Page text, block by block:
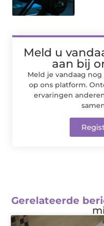
Meld u
aan bij
Meld je vandaag
op ons platform.
ervaringen
Gerelateerde